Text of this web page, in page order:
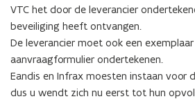
VTC het door de leverancier
beveiliging heeft ontvangen.
De leverancier moet ook een
aanvraagformulier ondertekenen.
Eandis en Infrax moesten instaan voor
dus u wendt zich nu eerst tot hun